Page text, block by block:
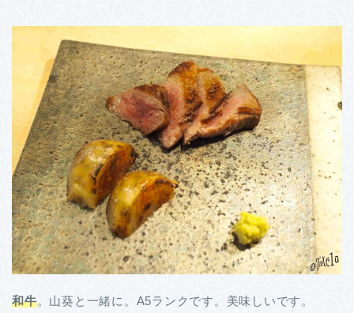
和牛。山葵と一緒に。A5ランクです。美味しいです。